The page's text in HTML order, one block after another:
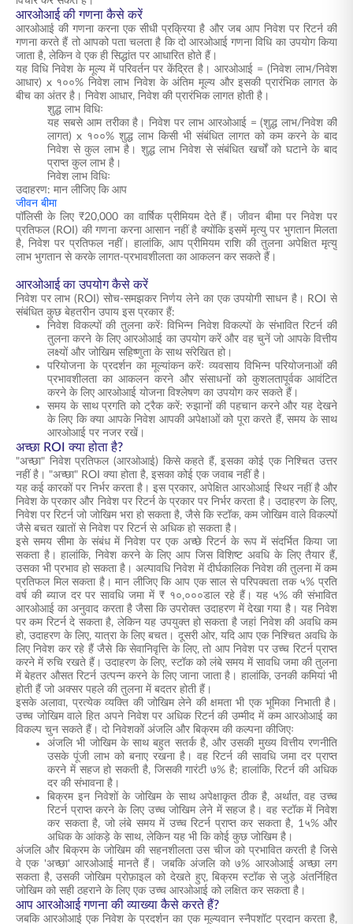
आरओआई की गणना कैसे करें
आरओआई की गणना करना एक सीधी प्रक्रिया है और जब आप निवेश पर रिटर्न की
गणना करते हैं तो आपको पता चलता है कि दो आरओआई गणना विधि का उपयोग किया
जाता है, लेकिन वे एक ही सिद्धांत पर आधारित होते हैं।
यह विधि निवेश के मूल्य में परिवर्तन पर केंद्रित है। आरओआई = (निवेश लाभ/निवेश
आधार) x १००% निवेश लाभ निवेश के अंतिम मूल्य और इसकी प्रारंभिक लागत के
बीच का अंतर है। निवेश आधार, निवेश की प्रारंभिक लागत होती है।
शुद्ध लाभ विधिः
यह सबसे आम तरीका है। निवेश पर लाभ आरओआई = (शुद्ध लाभ/निवेश की
लागत) x १००% शुद्ध लाभ किसी भी संबंधित लागत को कम करने के बाद
निवेश से कुल लाभ है। शुद्ध लाभ निवेश से संबंधित खर्चों को घटाने के बाद
प्राप्त कुल लाभ है।
निवेश लाभ विधिः
उदाहरण: मान लीजिए कि आप
जीवन बीमा
पॉलिसी के लिए ₹20,000 का वार्षिक प्रीमियम देते हैं। जीवन बीमा पर निवेश पर
प्रतिफल (ROI) की गणना करना आसान नहीं है क्योंकि इसमें मृत्यु पर भुगतान मिलता
है, निवेश पर प्रतिफल नहीं। हालांकि, आप प्रीमियम राशि की तुलना अपेक्षित मृत्यु
लाभ भुगतान से करके लागत-प्रभावशीलता का आकलन कर सकते हैं।
आरओआई का उपयोग कैसे करें
निवेश पर लाभ (ROI) सोच-समझकर निर्णय लेने का एक उपयोगी साधन है। ROI से
संबंधित कुछ बेहतरीन उपाय इस प्रकार हैं:
निवेश विकल्पों की तुलना करेंः विभिन्न निवेश विकल्पों के संभावित रिटर्न की
तुलना करने के लिए आरओआई का उपयोग करें और वह चुनें जो आपके वित्तीय
लक्ष्यों और जोखिम सहिष्णुता के साथ संरेखित हो।
परियोजना के प्रदर्शन का मूल्यांकन करेंः व्यवसाय विभिन्न परियोजनाओं की
प्रभावशीलता का आकलन करने और संसाधनों को कुशलतापूर्वक आवंटित
करने के लिए आरओआई योजना विश्लेषण का उपयोग कर सकते हैं।
समय के साथ प्रगति को ट्रैक करें: रुझानों की पहचान करने और यह देखने
के लिए कि क्या आपके निवेश आपकी अपेक्षाओं को पूरा करते हैं, समय के साथ
आरओआई पर नजर रखें।
अच्छा ROI क्या होता है?
"अच्छा" निवेश प्रतिफल (आरओआई) किसे कहते हैं, इसका कोई एक निश्चित उत्तर
नहीं है। "अच्छा" ROI क्या होता है, इसका कोई एक जवाब नहीं है।
यह कई कारकों पर निर्भर करता है। इस प्रकार, अपेक्षित आरओआई स्थिर नहीं है और
निवेश के प्रकार और निवेश पर रिटर्न के प्रकार पर निर्भर करता है। उदाहरण के लिए,
निवेश पर रिटर्न जो जोखिम भरा हो सकता है, जैसे कि स्टॉक, कम जोखिम वाले विकल्पों
जैसे बचत खातों से निवेश पर रिटर्न से अधिक हो सकता है।
इसे समय सीमा के संबंध में निवेश पर एक अच्छे रिटर्न के रूप में संदर्भित किया जा
सकता है। हालांकि, निवेश करने के लिए आप जिस विशिष्ट अवधि के लिए तैयार हैं,
उसका भी प्रभाव हो सकता है। अल्पावधि निवेश में दीर्घकालिक निवेश की तुलना में कम
प्रतिफल मिल सकता है। मान लीजिए कि आप एक साल से परिपक्वता तक ५% प्रति
वर्ष की ब्याज दर पर सावधि जमा में ₹ १०,०००डाल रहे हैं। यह ५% की संभावित
आरओआई का अनुवाद करता है जैसा कि उपरोक्त उदाहरण में देखा गया है। यह निवेश
पर कम रिटर्न दे सकता है, लेकिन यह उपयुक्त हो सकता है जहां निवेश की अवधि कम
हो, उदाहरण के लिए, यात्रा के लिए बचत। दूसरी ओर, यदि आप एक निश्चित अवधि के
लिए निवेश कर रहे हैं जैसे कि सेवानिवृत्ति के लिए, तो आप निवेश पर उच्च रिटर्न प्राप्त
करने में रुचि रखते हैं। उदाहरण के लिए, स्टॉक को लंबे समय में सावधि जमा की तुलना
में बेहतर औसत रिटर्न उत्पन्न करने के लिए जाना जाता है। हालांकि, उनकी कमियां भी
होती हैं जो अक्सर पहले की तुलना में बदतर होती हैं।
इसके अलावा, प्रत्येक व्यक्ति की जोखिम लेने की क्षमता भी एक भूमिका निभाती है।
उच्च जोखिम वाले हित अपने निवेश पर अधिक रिटर्न की उम्मीद में कम आरओआई का
विकल्प चुन सकते हैं। दो निवेशकों अंजलि और बिक्रम की कल्पना कीजिएः
अंजलि भी जोखिम के साथ बहुत सतर्क है, और उसकी मुख्य वित्तीय रणनीति
उसके पूंजी लाभ को बनाए रखना है। वह रिटर्न की सावधि जमा दर प्राप्त
करने में सहज हो सकती है, जिसकी गारंटी ७% है; हालांकि, रिटर्न की अधिक
दर की संभावना है।
बिक्रम इन निवेशों के जोखिम के साथ अपेक्षाकृत ठीक है, अर्थात, वह उच्च
रिटर्न प्राप्त करने के लिए उच्च जोखिम लेने में सहज है। वह स्टॉक में निवेश
कर सकता है, जो लंबे समय में उच्च रिटर्न प्राप्त कर सकता है, 1५% और
अधिक के आंकड़े के साथ, लेकिन यह भी कि कोई कुछ जोखिम है।
अंजलि और बिक्रम के जोखिम की सहनशीलता उस चीज को प्रभावित करती है जिसे
वे एक 'अच्छा' आरओआई मानते हैं। जबकि अंजलि को ७% आरओआई अच्छा लग
सकता है, उसकी जोखिम प्रोफ़ाइल को देखते हुए, बिक्रम स्टॉक से जुड़े अंतर्निहित
जोखिम को सही ठहराने के लिए एक उच्च आरओआई को लक्षित कर सकता है।
आप आरओआई गणना की व्याख्या कैसे करते हैं?
जबकि आरओआई एक निवेश के प्रदर्शन का एक मूल्यवान स्नैपशॉट प्रदान करता है,